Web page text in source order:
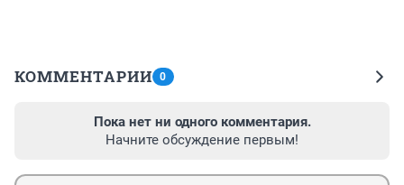
КОММЕНТАРИИ 0
Пока нет ни одного комментария.
Начните обсуждение первым!